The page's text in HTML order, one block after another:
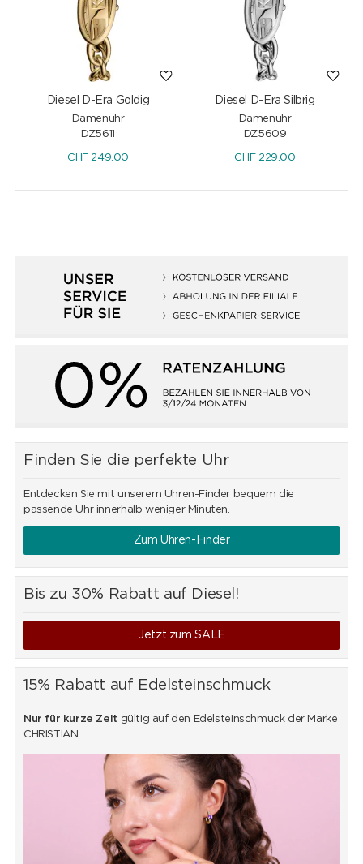
Diesel D-Era Goldig
Damenuhr
DZ5611
CHF249.00
Diesel D-Era Silbrig
Damenuhr
DZ5609
CHF229.00
Finden Sie die perfekte Uhr
Entdecken Sie mit unserem Uhren-Finder bequem die
passende Uhr innerhalb weniger Minuten.
Zum Uhren-Finder
Bis zu 30% Rabatt auf Diesel!
Jetzt zum SALE
15% Rabatt auf Edelsteinschmuck
Nur für kurze Zeit gültig auf den Edelsteinschmuck der Marke
CHRISTIAN